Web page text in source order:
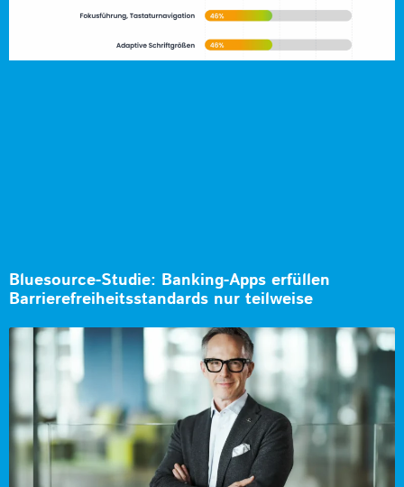
Bluesource-Studie: Banking-Apps erfüllen
Barrierefreiheitsstandards nur teilweise